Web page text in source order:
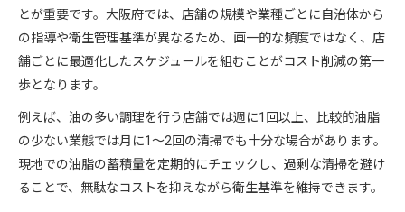
とが重要です。大阪府では、店舗の規模や業種ごとに自治体から
の指導や衛生管理基準が異なるため、画一的な頻度ではなく、店
舗ごとに最適化したスケジュールを組むことがコスト削減の第一
歩となります。
例えば、油の多い調理を行う店舗では週に1回以上、比較的油脂
の少ない業態では月に1～2回の清掃でも十分な場合があります。
現地での油脂の蓄積量を定期的にチェックし、過剰な清掃を避け
ることで、無駄なコストを抑えながら衛生基準を維持できます。